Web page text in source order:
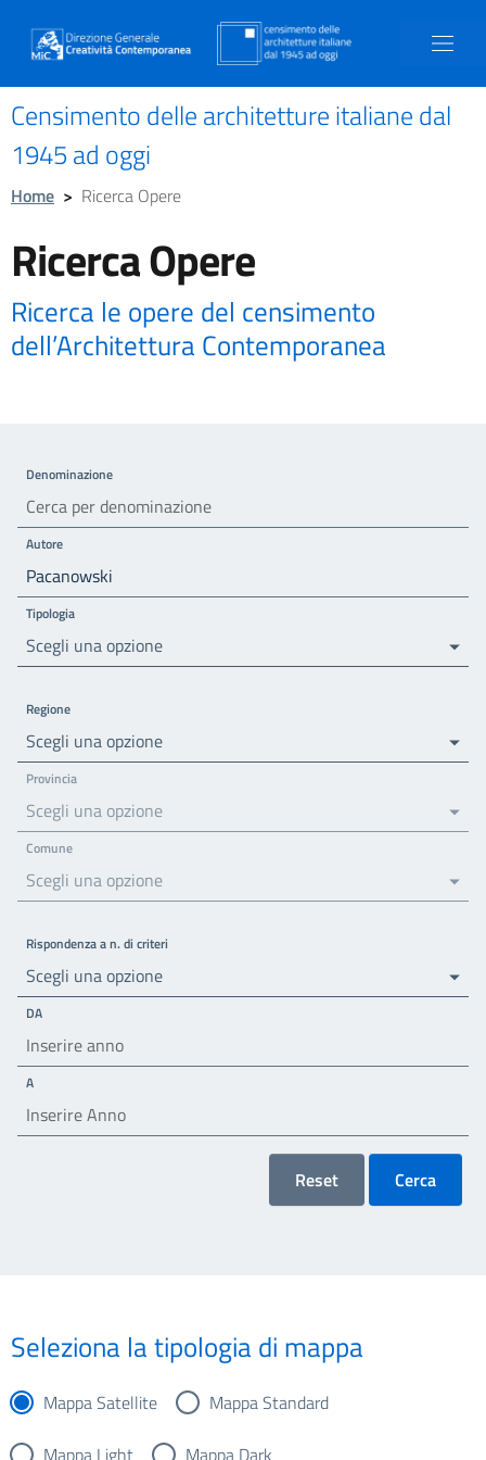
Censimento delle architetture italiane dal
1945 ad oggi
Home > Ricerca Opere
Ricerca Opere
Ricerca le opere del censimento
dell’Architettura Contemporanea
Denominazione
Autore
Tipologia
Scegli una opzione
Regione
Scegli una opzione
Provincia
Scegli una opzione
Comune
Scegli una opzione
Rispondenza a n. di criteri
Scegli una opzione
DA
A
Reset Cerca
Seleziona la tipologia di mappa
Mappa Satellite
Mappa Standard
Mappa Light
Mappa Dark